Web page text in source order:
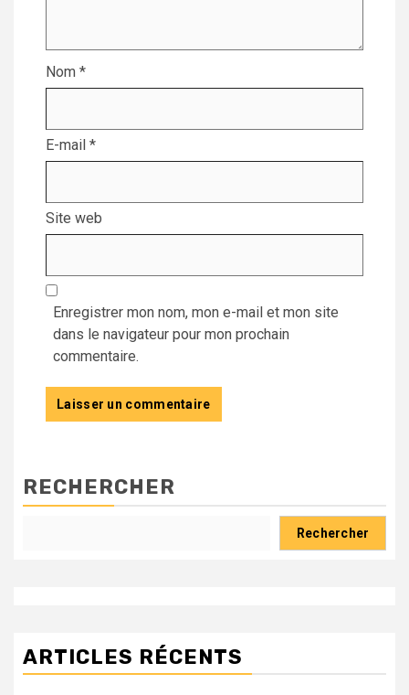
Nom *
E-mail *
Site web
Enregistrer mon nom, mon e-mail et mon site
dans le navigateur pour mon prochain
commentaire.
RECHERCHER
Rechercher
ARTICLES RÉCENTS